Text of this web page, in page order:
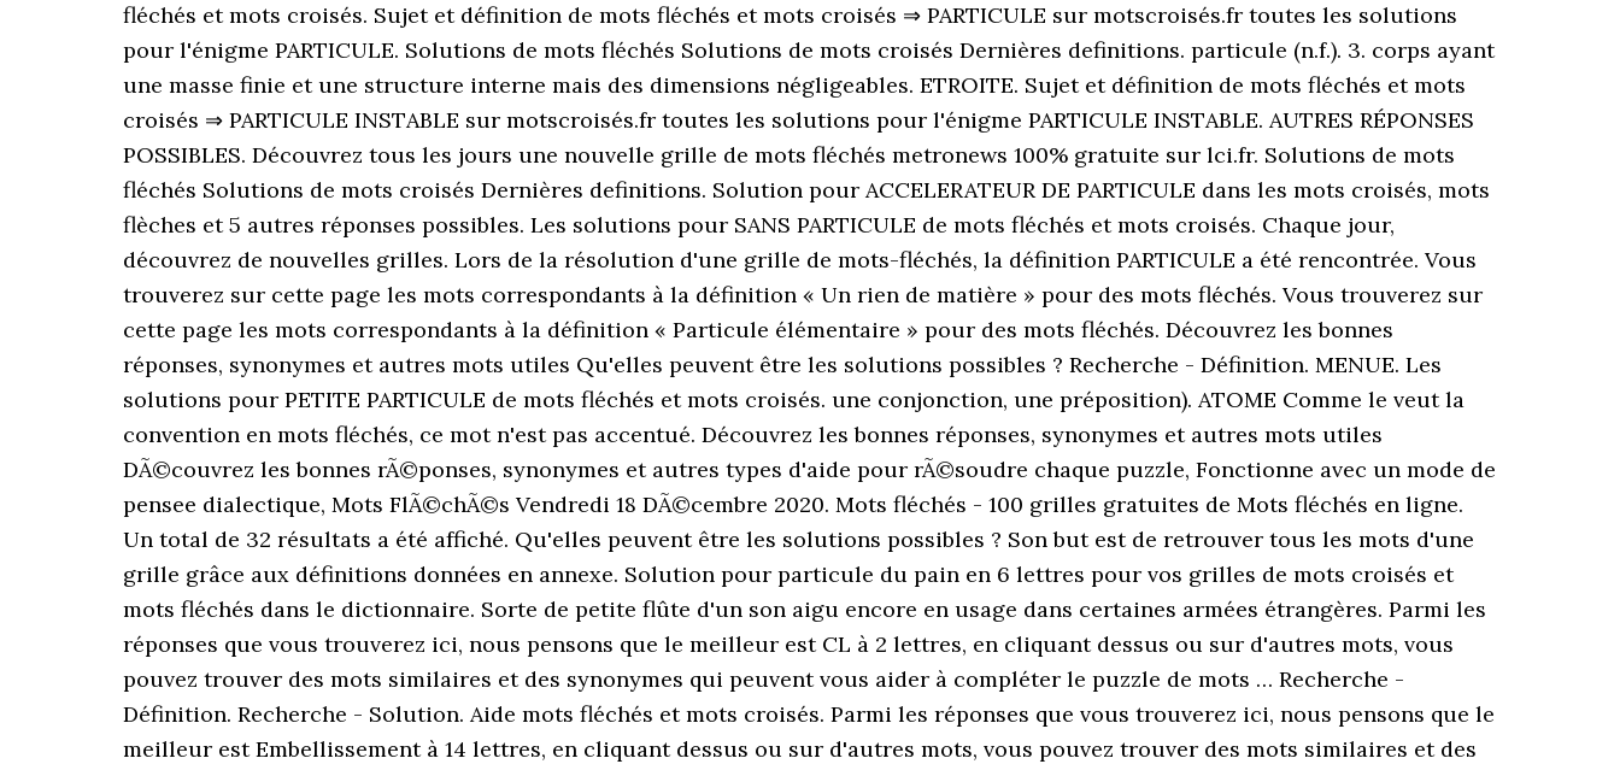
fléchés et mots croisés. Sujet et définition de mots fléchés et mots croisés ⇒ PARTICULE sur motscroisés.fr toutes les solutions
pour l'énigme PARTICULE. Solutions de mots fléchés Solutions de mots croisés Dernières definitions. particule (n.f.). 3. corps ayant
une masse finie et une structure interne mais des dimensions négligeables. ETROITE. Sujet et définition de mots fléchés et mots
croisés ⇒ PARTICULE INSTABLE sur motscroisés.fr toutes les solutions pour l'énigme PARTICULE INSTABLE. AUTRES RÉPONSES
POSSIBLES. Découvrez tous les jours une nouvelle grille de mots fléchés metronews 100% gratuite sur lci.fr. Solutions de mots
fléchés Solutions de mots croisés Dernières definitions. Solution pour ACCELERATEUR DE PARTICULE dans les mots croisés, mots
flèches et 5 autres réponses possibles. Les solutions pour SANS PARTICULE de mots fléchés et mots croisés. Chaque jour,
découvrez de nouvelles grilles. Lors de la résolution d'une grille de mots-fléchés, la définition PARTICULE a été rencontrée. Vous
trouverez sur cette page les mots correspondants à la définition « Un rien de matière » pour des mots fléchés. Vous trouverez sur
cette page les mots correspondants à la définition « Particule élémentaire » pour des mots fléchés. Découvrez les bonnes
réponses, synonymes et autres mots utiles Qu'elles peuvent être les solutions possibles ? Recherche - Définition. MENUE. Les
solutions pour PETITE PARTICULE de mots fléchés et mots croisés. une conjonction, une préposition). ATOME Comme le veut la
convention en mots fléchés, ce mot n'est pas accentué. Découvrez les bonnes réponses, synonymes et autres mots utiles
DÃ©couvrez les bonnes rÃ©ponses, synonymes et autres types d'aide pour rÃ©soudre chaque puzzle, Fonctionne avec un mode de
pensee dialectique, Mots FlÃ©chÃ©s Vendredi 18 DÃ©cembre 2020. Mots fléchés - 100 grilles gratuites de Mots fléchés en ligne.
Un total de 32 résultats a été affiché. Qu'elles peuvent être les solutions possibles ? Son but est de retrouver tous les mots d'une
grille grâce aux définitions données en annexe. Solution pour particule du pain en 6 lettres pour vos grilles de mots croisés et
mots fléchés dans le dictionnaire. Sorte de petite flûte d'un son aigu encore en usage dans certaines armées étrangères. Parmi les
réponses que vous trouverez ici, nous pensons que le meilleur est CL à 2 lettres, en cliquant dessus ou sur d'autres mots, vous
pouvez trouver des mots similaires et des synonymes qui peuvent vous aider à compléter le puzzle de mots … Recherche -
Définition. Recherche - Solution. Aide mots fléchés et mots croisés. Parmi les réponses que vous trouverez ici, nous pensons que le
meilleur est Embellissement à 14 lettres, en cliquant dessus ou sur d'autres mots, vous pouvez trouver des mots similaires et des